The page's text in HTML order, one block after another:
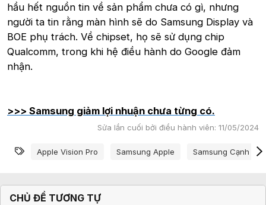
hầu hết nguồn tin về sản phẩm chưa có gì, nhưng
người ta tin rằng màn hình sẽ do Samsung Display và
BOE phụ trách. Về chipset, họ sẽ sử dụng chip
Qualcomm, trong khi hệ điều hành do Google đảm
nhận.
>>> Samsung giảm lợi nhuận chưa từng có.
Sửa lần cuối bởi điều hành viên: 11/05/2024
Từ khóa
Apple Vision Pro Samsung Apple Samsung Cạnh
CHỦ ĐỀ TƯƠNG TỰ